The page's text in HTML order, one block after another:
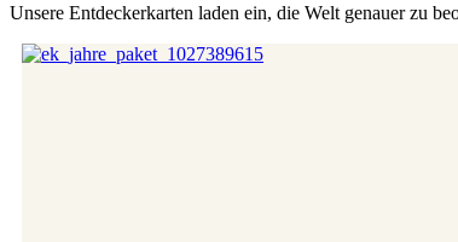
Unsere Entdeckerkarten laden ein, die Welt genauer zu